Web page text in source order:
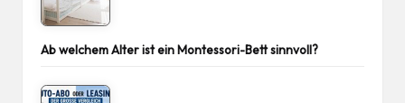
Ab welchem Alter ist ein Montessori-Bett sinnvoll?